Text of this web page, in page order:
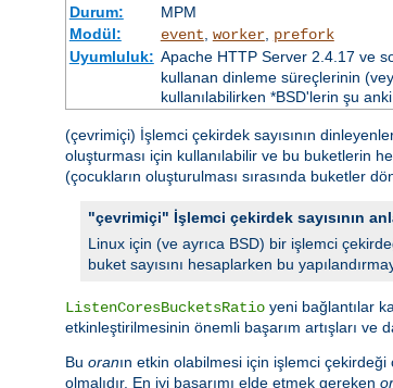
Durum:
MPM
Modül:
event worker, prefork
Uyumluluk: Apache HTTP Server 2.4.17 ve
kullanan dinleme süreçlerinin
kullanılabilirken *BSD'lerin şu anki
(çevrimiçi) İşlemci çekirdek sayısının
oluşturması için kullanılabilir ve bu buketlerin
(çocukların oluşturulması sırasında buketler
"çevrimiçi" İşlemci çekirdek sayısının
Linux için (ve ayrıca BSD) bir işlemci
buket sayısını hesaplarken bu
ListenCoresBucketsRatio yeni bağlantılar
etkinleştirilmesinin önemli başarım artışları ve
Bu oranın etkin olabilmesi için işlemci çekirdeği
olmalıdır. En iyi başarımı elde etmek gereken